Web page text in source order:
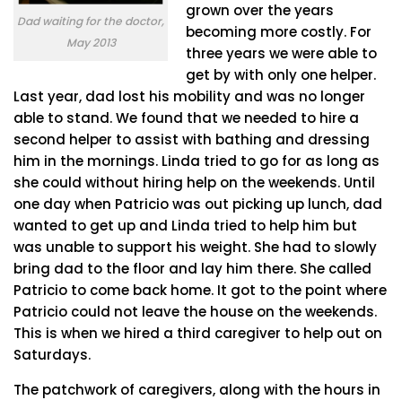
Dad waiting for the doctor,
May 2013
grown over the years
becoming more costly. For
three years we were able to
get by with only one helper.
Last year, dad lost his mobility and was no longer
able to stand. We found that we needed to hire a
second helper to assist with bathing and dressing
him in the mornings. Linda tried to go for as long as
she could without hiring help on the weekends. Until
one day when Patricio was out picking up lunch, dad
wanted to get up and Linda tried to help him but
was unable to support his weight. She had to slowly
bring dad to the floor and lay him there. She called
Patricio to come back home. It got to the point where
Patricio could not leave the house on the weekends.
This is when we hired a third caregiver to help out on
Saturdays.
The patchwork of caregivers, along with the hours in